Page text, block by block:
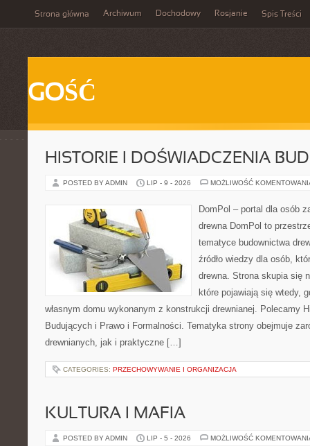
Strona główna Archiwum Dochodowy Rosjanie Spis Treści
GOŚĆ
HISTORIE I DOŚWIADCZENIA
POSTED BY ADMIN LIP - 9 - 2026 MOŻLIWOŚĆ
DomPol – portal dla osób
drewna DomPol to
tematyce budownictwa
źródło wiedzy dla osób,
drewna. Strona skupia się
które pojawiają się wtedy,
własnym domu wykonanym z konstrukcji drewnianej. Polecamy
Budujących i Prawo i Formalności. Tematyka strony obejmuje
drewnianych, jak i praktyczne […]
CATEGORIES: PRZECHOWYWANIE I ORGANIZACJA
KULTURA I MAFIA
POSTED BY ADMIN LIP - 5 - 2026 MOŻLIWOŚĆ